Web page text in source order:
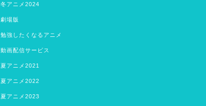
冬アニメ2024
劇場版
勉強したくなるアニメ
動画配信サービス
夏アニメ2021
夏アニメ2022
夏アニメ2023